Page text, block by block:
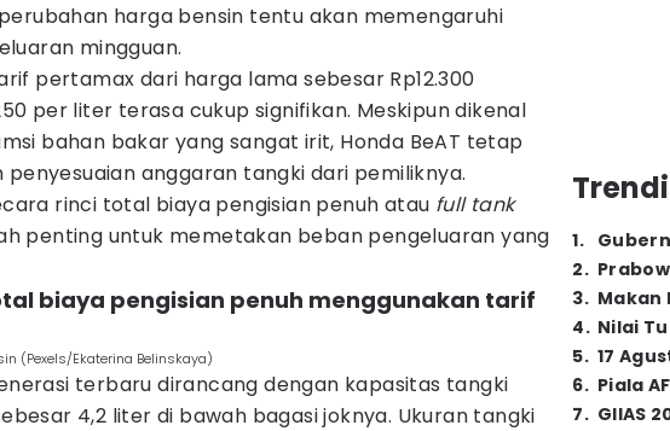
harga bensin tentu akan memengaruhi
mingguan.
pertamax dari harga lama sebesar Rp12.300
per liter terasa cukup signifikan. Meskipun dikenal
bahan bakar yang sangat irit, Honda BeAT tetap
anggaran tangki dari pemiliknya.
rinci total biaya pengisian penuh atau full tank
penting untuk memetakan beban pengeluaran yang
biaya pengisian penuh menggunakan tarif
(Pexels/Ekaterina Belinskaya)
terbaru dirancang dengan kapasitas tangki
4,2 liter di bawah bagasi joknya. Ukuran tangki
1.
2.
3. Makan
4. Nilai
5. 17
6. Piala
7. GIIAS